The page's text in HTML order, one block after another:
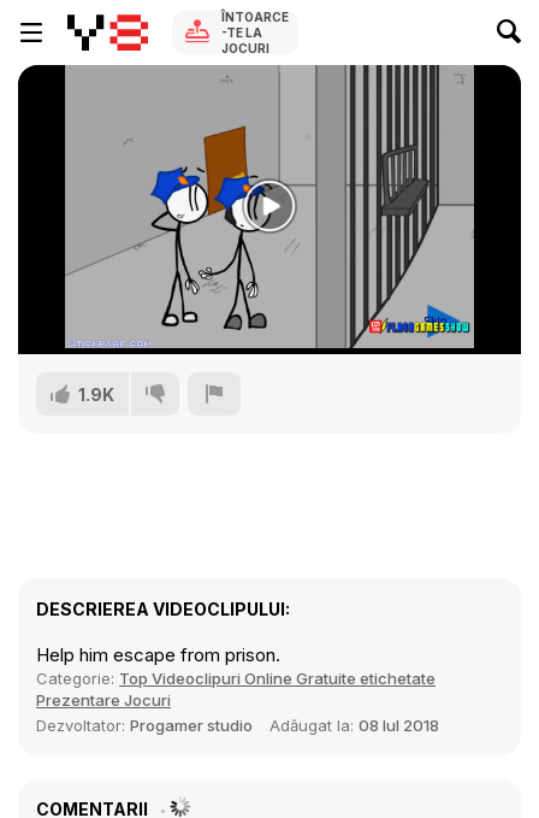
ÎNTOARCE
-TE LA
JOCURI
1.9K
DESCRIEREA VIDEOCLIPULUI:
Help him escape from prison.
Categorie: Top Videoclipuri Online Gratuite etichetate
Prezentare Jocuri
Dezvoltator: Progamer studio Adăugat la: 08 Iul 2018
COMENTARII